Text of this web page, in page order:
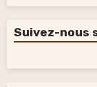
Suivez-nous